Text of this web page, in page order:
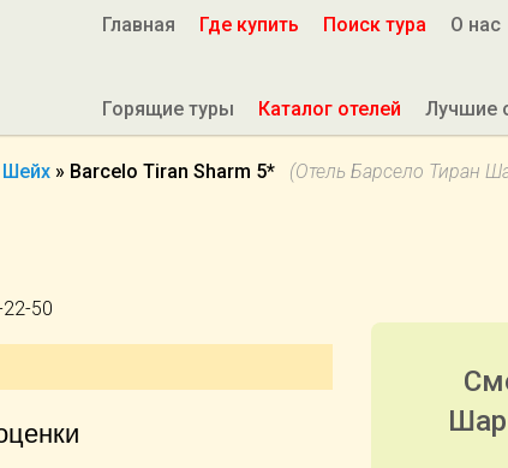
Главная Где купить Поиск тура О нас
Горящие туры Каталог отелей Лучшие
» Barcelo Tiran Sharm 5* (Отель Барсело Тиран
50